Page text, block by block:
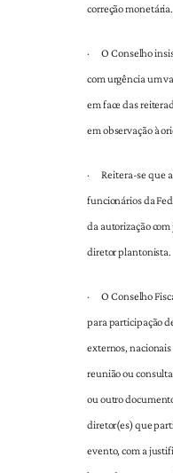
correção monetária.
·
O Conselho
com urgência um
em face das
em observação à
·
Reitera-se que
funcionários da
da autorização
diretor plantonista.
·
O Conselho
para participação
externos,
reunião ou
ou outro
diretor(es) que
evento, com a